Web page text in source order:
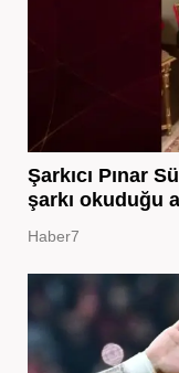
Şarkıcı Pınar
şarkı okuduğu
Haber7